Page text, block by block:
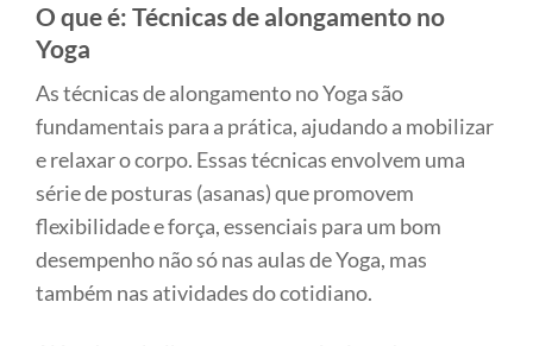
O que é: Técnicas de alongamento no
Yoga
As técnicas de alongamento no Yoga são
fundamentais para a prática, ajudando a mobilizar
e relaxar o corpo. Essas técnicas envolvem uma
série de posturas (asanas) que promovem
flexibilidade e força, essenciais para um bom
desempenho não só nas aulas de Yoga, mas
também nas atividades do cotidiano.